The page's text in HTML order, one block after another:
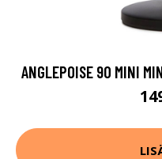
ANGLEPOISE 90 MINI